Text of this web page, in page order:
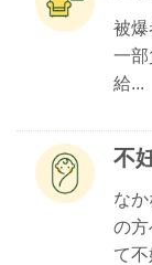
被爆
一
給...
不
な
の方
て不